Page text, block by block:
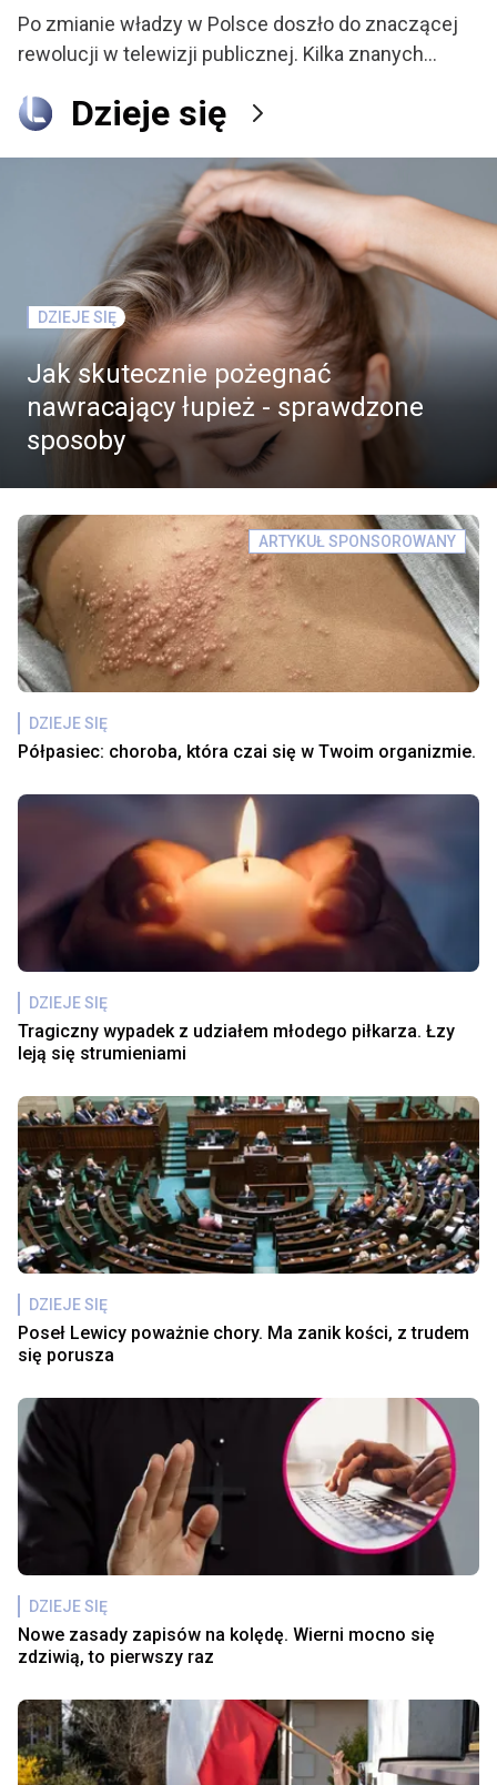
Po zmianie władzy w Polsce doszło do znaczącej
rewolucji w telewizji publicznej. Kilka znanych
metamorfozę. W tym samym czasie znaczenie na
Teraz obaj nadawcy ostro ze sobą konkurują i nie
przebierają przy tym w środkach. Tym razem to TVP
wyciągnęło działa i skierowało je przeciwko
prezenterce, która przez lata była twarzą stacji.
Dzieje się
DZIEJE SIĘ
Jak skutecznie pożegnać
nawracający łupież - sprawdzone
sposoby
ARTYKUŁ SPONSOROWANY
DZIEJE SIĘ
Półpasiec: choroba, która czai się w Twoim organizmie.
DZIEJE SIĘ
Tragiczny wypadek z udziałem młodego piłkarza. Łzy
leją się strumieniami
DZIEJE SIĘ
Poseł Lewicy poważnie chory. Ma zanik kości, z trudem
się porusza
DZIEJE SIĘ
Nowe zasady zapisów na kolędę. Wierni mocno się
zdziwią, to pierwszy raz